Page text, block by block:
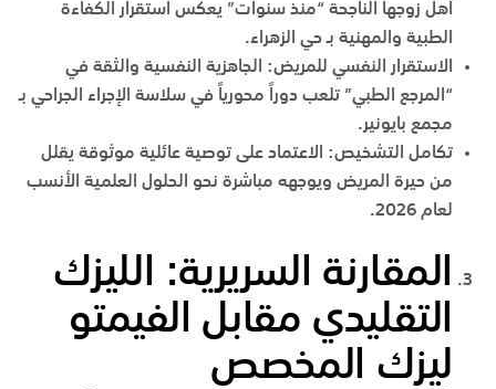
أهل زوجها الناجحة “منذ سنوات” يعكس استقرار الكفاءة
الطبية والمهنية بـحي الزهراء.
الاستقرار النفسي للمريض: الجاهزية النفسية والثقة في
“المرجع الطبي” تلعب دوراً محورياً في سلاسة الإجراء الجراحي بـ
مجمع بايونير.
تكامل التشخيص: الاعتماد على توصية عائلية موثوقة يقلل
من حيرة المريض ويوجهه مباشرة نحو الحلول العلمية الأنسب
لعام 2026.
المقارنة السريرية: الليزك
التقليدي مقابل الفيمتو
ليزك المخصص